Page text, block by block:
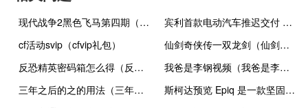
现代战争2黑色飞马第四期（现代战争2黑色飞马）
宾利首款电动汽车推迟交付 预计 2027 年开始交付
cf活动svip（cfvip礼包）
仙剑奇侠传一双龙剑（仙剑奇侠传之双剑传说攻略）
反恐精英密码箱怎么得（反恐精英密码箱）
我爸是李钢视频（我爸是李刚造句）
三年之后的之的用法（三年之后）
斯柯达预览 Epiq 是一款坚固耐用的电动跨界车